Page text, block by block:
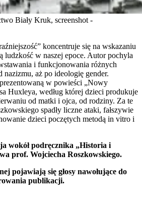
Biały Kruk, screenshot -
koncentruje się na wskazaniu
ludzkość w naszej epoce. Autor pochyla
i funkcjonowania różnych
aż po ideologię gender.
w powieści „Nowy
Huxleya, według której dzieci produkuje
od matki i ojca, od rodziny. Za te
spadły liczne ataki, fałszywie
dzieci poczętych metodą in vitro i
wokół podręcznika „Historia i
prof. Wojciecha Roszkowskiego.
pojawiają się głosy nawołujące do
publikacji.